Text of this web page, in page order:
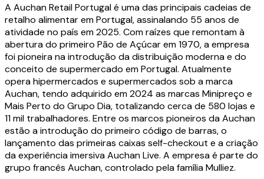
A Auchan Retail Portugal é uma das principais cadeias de
retalho alimentar em Portugal, assinalando 55 anos de
atividade no país em 2025. Com raízes que remontam à
abertura do primeiro Pão de Açúcar em 1970, a empresa
foi pioneira na introdução da distribuição moderna e do
conceito de supermercado em Portugal. Atualmente
opera hipermercados e supermercados sob a marca
Auchan, tendo adquirido em 2024 as marcas Minipreço e
Mais Perto do Grupo Dia, totalizando cerca de 580 lojas e
11 mil trabalhadores. Entre os marcos pioneiros da Auchan
estão a introdução do primeiro código de barras, o
lançamento das primeiras caixas self-checkout e a criação
da experiência imersiva Auchan Live. A empresa é parte do
grupo francês Auchan, controlado pela família Mulliez.